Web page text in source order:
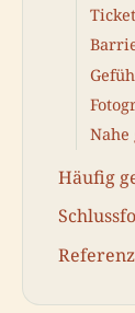
Nahe
Häufig